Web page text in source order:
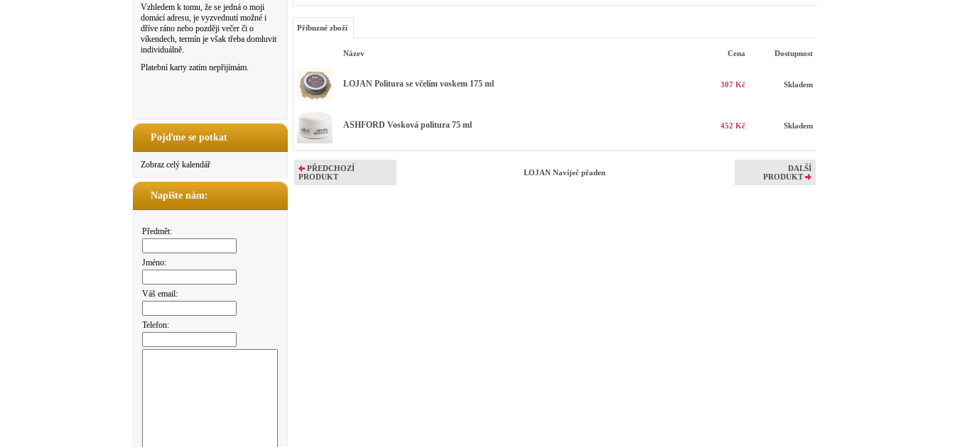
Vzhledem k tomu, že se jedná o moji
domácí adresu, je vyzvednutí možné i
dříve ráno nebo později večer či o
víkendech, termín je však třeba domluvit
individuálně.
Platební karty zatím nepřijímám.
Pojďme se potkat
Zobraz celý kalendář
Napište nám:
Předmět:
Jméno:
Váš email:
Telefon:
Příbuzné zboží
Název Cena Dostupnost
LOJAN Politura se včelím voskem 175 ml 307 Kč Skladem
ASHFORD Vosková politura 75 ml 452 Kč Skladem
PŘEDCHOZÍ
PRODUKT
LOJAN Navíječ přaden
DALŠÍ
PRODUKT